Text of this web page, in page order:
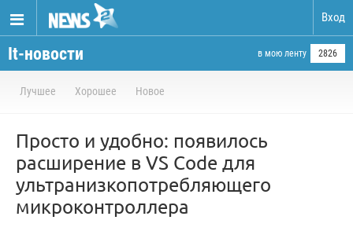
Вход
It-новости в мою ленту 2826
Лучшее Хорошее Новое
Просто и удобно: появилось
расширение в VS Code для
ультранизкопотребляющего
микроконтроллера